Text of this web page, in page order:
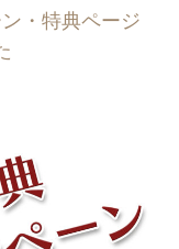
・特典ページ